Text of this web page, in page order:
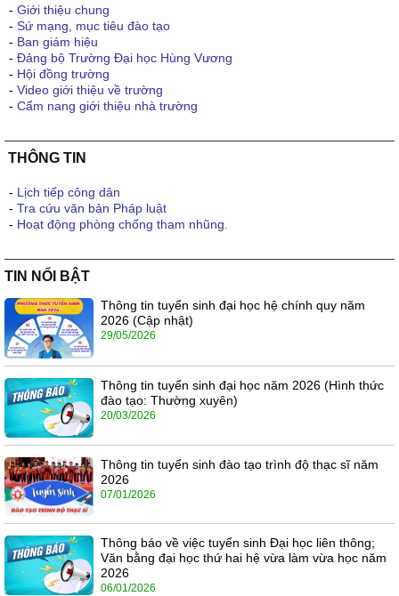
- Giới thiệu chung
- Sứ mạng, mục tiêu đào tạo
- Ban giám hiệu
- Đảng bộ Trường Đại học Hùng Vương
- Hội đồng trường
- Video giới thiệu về trường
- Cẩm nang giới thiệu nhà trường
THÔNG TIN
- Lịch tiếp công dân
- Tra cứu văn bản Pháp luật
- Hoạt động phòng chống tham nhũng.
TIN NỔI BẬT
Thông tin tuyển sinh đại học hệ chính quy năm
2026 (Cập nhật)
29/05/2026
Thông tin tuyển sinh đại học năm 2026 (Hình thức
đào tạo: Thường xuyên)
20/03/2026
Thông tin tuyển sinh đào tạo trình độ thạc sĩ năm
2026
07/01/2026
Thông báo về việc tuyển sinh Đại học liên thông;
Văn bằng đại học thứ hai hệ vừa làm vừa học năm
2026
06/01/2026